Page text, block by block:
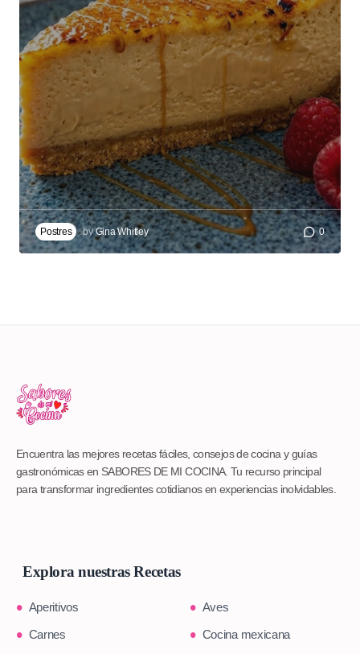
Postres byGina Whitley 0
Encuentra las mejores recetas fáciles, consejos de cocina y guías
gastronómicas en SABORES DE MI COCINA. Tu recurso principal
para transformar ingredientes cotidianos en experiencias inolvidables.
Explora nuestras Recetas
Aperitivos
Aves
Carnes
Cocina mexicana